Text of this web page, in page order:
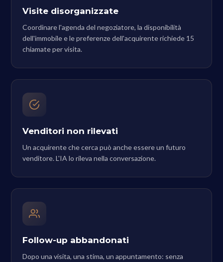
Visite disorganizzate
Coordinare l'agenda del negoziatore, la disponibilità
dell'immobile e le preferenze dell'acquirente richiede 15
chiamate per visita.
Venditori non rilevati
Un acquirente che cerca può anche essere un futuro
venditore. L'IA lo rileva nella conversazione.
Follow-up abbandonati
Dopo una visita, una stima, un appuntamento: senza